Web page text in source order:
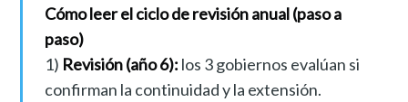
Cómo leer el ciclo de revisión anual (paso a
paso)
1) Revisión (año 6): los 3 gobiernos evalúan si
confirman la continuidad y la extensión.